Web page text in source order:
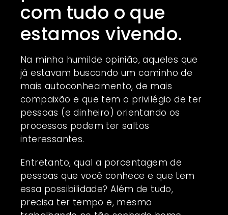
com tudo o que
estamos vivendo.
Na minha humilde opinião, aqueles que
já estavam buscando um caminho de
mais autoconhecimento, de mais
compaixão e que tem o privilégio de ter
pessoas (e dinheiro) orientando os
processos podem ter saltos
interessantes.
Entretanto, qual a porcentagem de
pessoas que você conhece e que tem
essa possibilidade? Além de tudo,
precisa ter tempo e, mesmo